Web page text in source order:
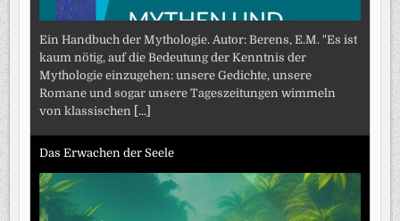
Ein Handbuch der Mythologie. Autor: Berens, E.M. "Es ist
kaum nötig, auf die Bedeutung der Kenntnis der
Mythologie einzugehen: unsere Gedichte, unsere
Romane und sogar unsere Tageszeitungen wimmeln
von klassischen [...]
Das Erwachen der Seele